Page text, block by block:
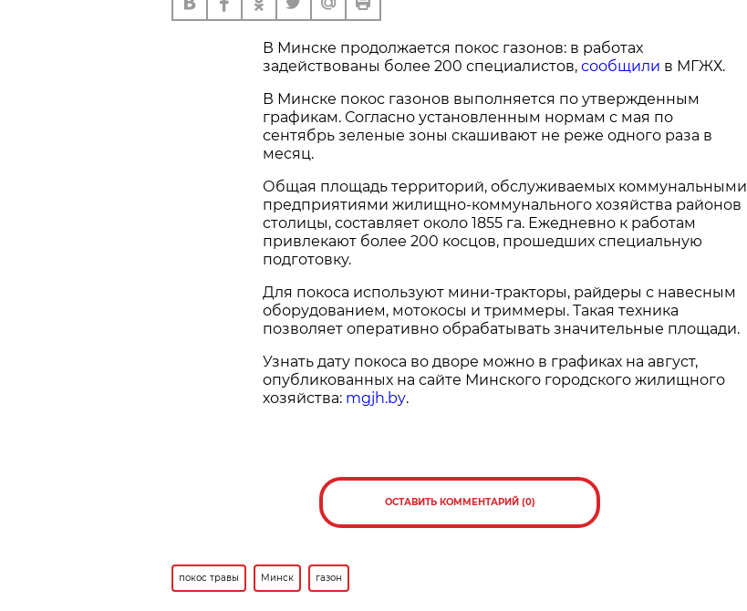
В Минске продолжается покос газонов: в работах
задействованы более 200 специалистов, сообщили в МГЖХ.
В Минске покос газонов выполняется по утвержденным
графикам. Согласно установленным нормам с мая по
сентябрь зеленые зоны скашивают не реже одного раза в
месяц.
Общая площадь территорий, обслуживаемых коммунальными
предприятиями жилищно-коммунального хозяйства районов
столицы, составляет около 1855 га. Ежедневно к работам
привлекают более 200 косцов, прошедших специальную
подготовку.
Для покоса используют мини-тракторы, райдеры с навесным
оборудованием, мотокосы и триммеры. Такая техника
позволяет оперативно обрабатывать значительные площади.
Узнать дату покоса во дворе можно в графиках на август,
опубликованных на сайте Минского городского жилищного
хозяйства: mgjh.by.
ОСТАВИТЬ КОММЕНТАРИЙ (0)
покос травы Минск газон